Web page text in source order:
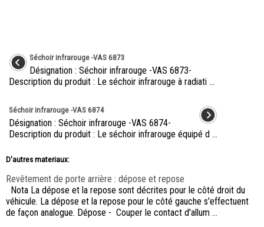
Séchoir infrarouge -VAS 6873
Désignation : Séchoir infrarouge -VAS 6873-
Description du produit : Le séchoir infrarouge à radiati ...
Séchoir infrarouge -VAS 6874
Désignation : Séchoir infrarouge -VAS 6874-
Description du produit : Le séchoir infrarouge équipé d ...
D'autres materiaux:
Revêtement de porte arrière : dépose et repose
Nota La dépose et la repose sont décrites pour le côté droit du
véhicule. La dépose et la repose pour le côté gauche s'effectuent
de façon analogue. Dépose - Couper le contact d'allum ...